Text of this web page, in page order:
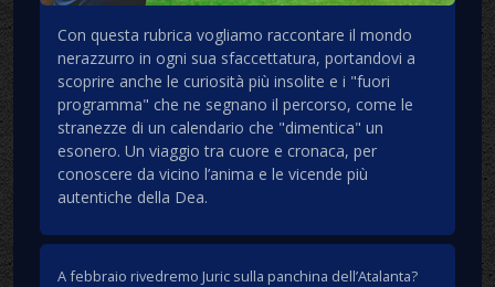
Con questa rubrica vogliamo raccontare il mondo
nerazzurro in ogni sua sfaccettatura, portandovi a
scoprire anche le curiosità più insolite e i "fuori
programma" che ne segnano il percorso, come le
stranezze di un calendario che "dimentica" un
esonero. Un viaggio tra cuore e cronaca, per
conoscere da vicino l’anima e le vicende più
autentiche della Dea.
A febbraio rivedremo Juric sulla panchina dell’Atalanta?